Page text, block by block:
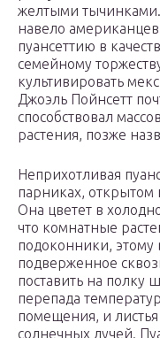
желтыми тычинками.
навело
пуансеттию в
семейному
культивировать
Джоэль Пойнсетт
способствовал
растения, позже
Неприхотливая
парниках, открытом
Она цветет в
что комнатные
подоконники, этому
подверженное
поставить на полку
перепада
помещения, и
солнечных лучей.